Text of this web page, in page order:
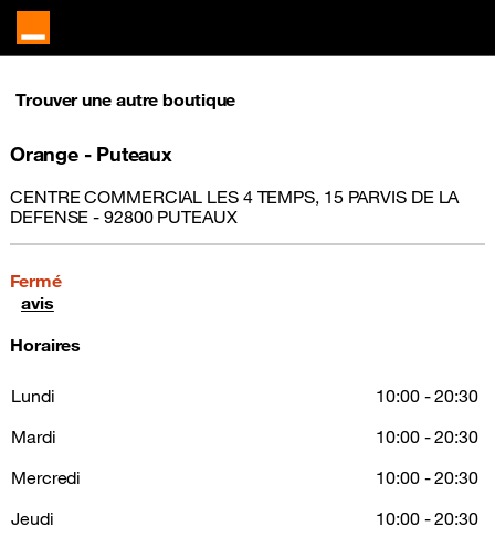
Trouver une autre boutique
Orange - Puteaux
CENTRE COMMERCIAL LES 4 TEMPS, 15 PARVIS DE LA
DEFENSE - 92800 PUTEAUX
Fermé
avis
Horaires
Lundi
10:00 - 20:30
Mardi
10:00 - 20:30
Mercredi
10:00 - 20:30
Jeudi
10:00 - 20:30